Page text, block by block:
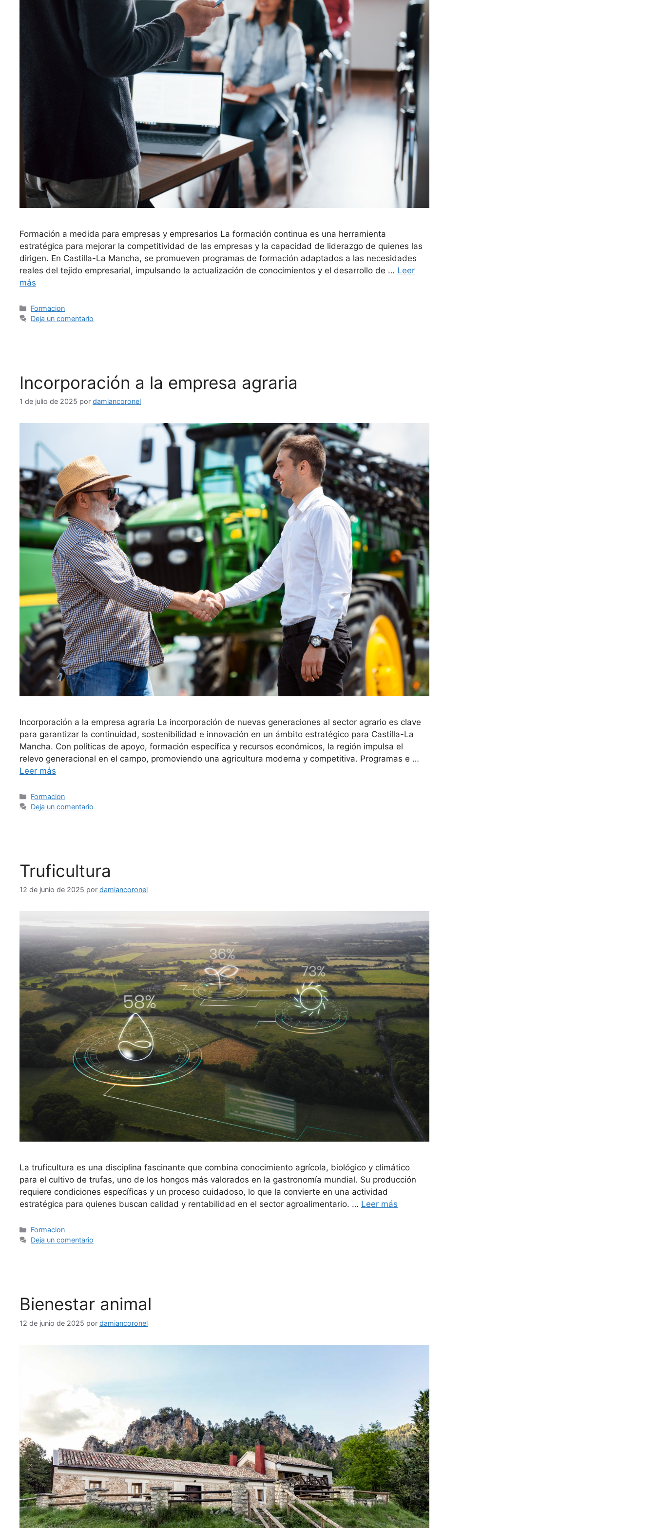
Formación a medida para empresas y empresarios La formación continua es una herramienta
estratégica para mejorar la competitividad de las empresas y la capacidad de liderazgo de quienes las
dirigen. En Castilla-La Mancha, se promueven programas de formación adaptados a las necesidades
reales del tejido empresarial, impulsando la actualización de conocimientos y el desarrollo de … Leer
más
Formacion
Deja un comentario
Incorporación a la empresa agraria
1 de julio de 2025 por damiancoronel
Incorporación a la empresa agraria La incorporación de nuevas generaciones al sector agrario es clave
para garantizar la continuidad, sostenibilidad e innovación en un ámbito estratégico para Castilla-La
Mancha. Con políticas de apoyo, formación específica y recursos económicos, la región impulsa el
relevo generacional en el campo, promoviendo una agricultura moderna y competitiva. Programas e …
Leer más
Formacion
Deja un comentario
Truficultura
12 de junio de 2025 por damiancoronel
La truficultura es una disciplina fascinante que combina conocimiento agrícola, biológico y climático
para el cultivo de trufas, uno de los hongos más valorados en la gastronomía mundial. Su producción
requiere condiciones específicas y un proceso cuidadoso, lo que la convierte en una actividad
estratégica para quienes buscan calidad y rentabilidad en el sector agroalimentario. … Leer más
Formacion
Deja un comentario
Bienestar animal
12 de junio de 2025 por damiancoronel